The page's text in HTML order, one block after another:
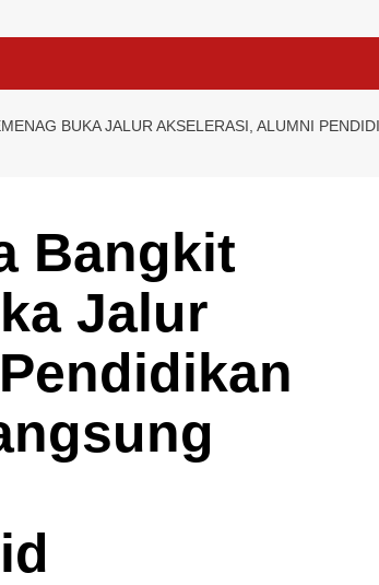
BUKA JALUR AKSELERASI, ALUMNI
Bangkit
Jalur